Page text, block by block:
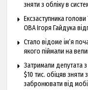
зняти з обліку в
Ексзаступника голови
ОВА Ігоря Гайдука
Стало відоме ім’я
якого піймали на
Затримали депутата
$10 тис. обіцяв зняти
забронювати від